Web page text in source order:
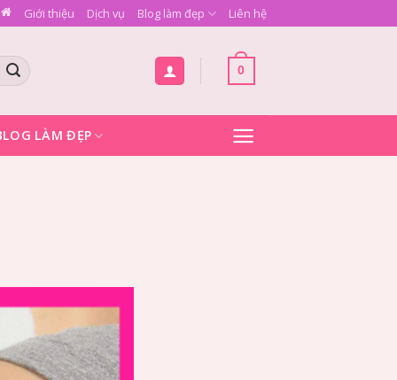
Giới thiệu Dịch vụ Blog làm đẹp Liên hệ
0
LÀM ĐẸP